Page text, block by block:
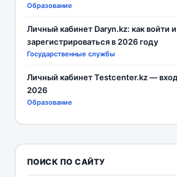
Образование
Личный кабинет Daryn.kz: как войти и
зарегистрироваться в 2026 году
Государственные службы
Личный кабинет Testcenter.kz —
2026
Образование
ПОИСК ПО САЙТУ